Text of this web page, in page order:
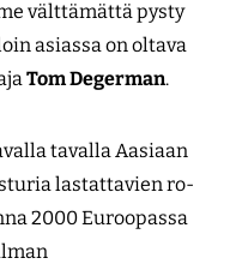
välttämättä pysty
asiassa on oltava
Tom Degerman.
tavalla Aasiaan
lastattavien ro-
2000 Euroopassa